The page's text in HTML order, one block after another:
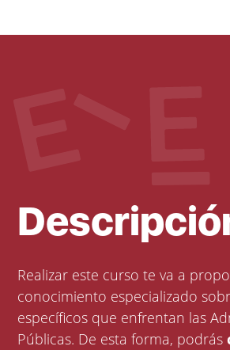
Realizar este curso te va a
conocimiento especializado
específicos que enfrentan las
Públicas. De esta forma, podrás